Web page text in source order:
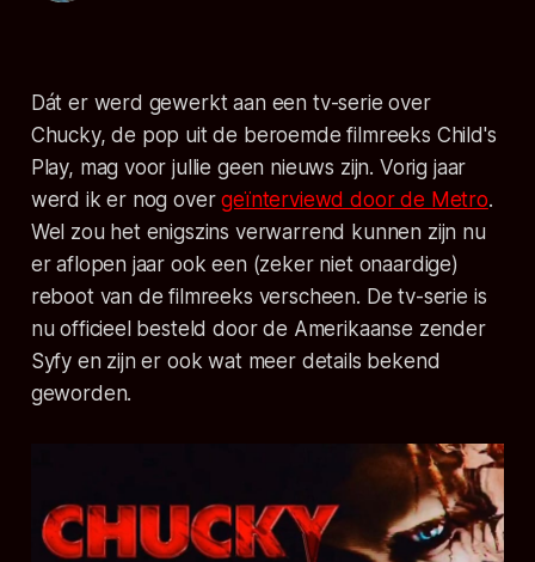
Dát er werd gewerkt aan een tv-serie over
Chucky, de pop uit de beroemde filmreeks Child's
Play, mag voor jullie geen nieuws zijn. Vorig jaar
werd ik er nog overgeïnterviewd door de Metro.
Wel zou het enigszins verwarrend kunnen zijn nu
er aflopen jaar ook een (zeker niet onaardige)
reboot van de filmreeks verscheen. De tv-serie is
nu officieel besteld door de Amerikaanse zender
Syfy en zijn er ook wat meer details bekend
geworden.